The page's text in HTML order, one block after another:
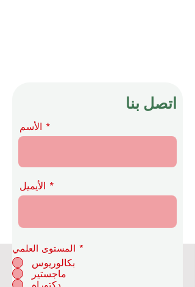
أكاديمية OUS الملكية للاقتصاد
اتصل بنا
الأسم
الأيميل
المستوى العلمي *
بكالوريوس
ماجستير